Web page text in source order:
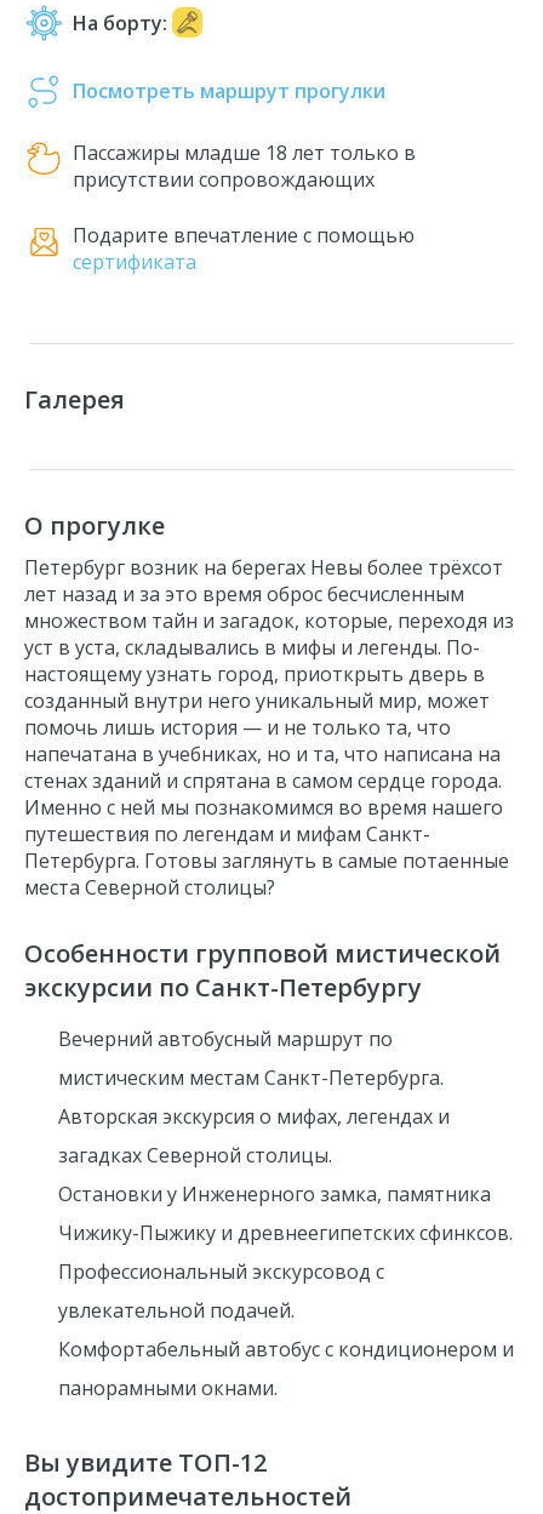
На борту:
Посмотреть маршрут прогулки
Пассажиры младше 18 лет только в
присутствии сопровождающих
Подарите впечатление с помощью
сертификата
О прогулке
Петербург возник на берегах Невы более трёхсот
лет назад и за это время оброс бесчисленным
множеством тайн и загадок, которые, переходя из
уст в уста, складывались в мифы и легенды. По-
настоящему узнать город, приоткрыть дверь в
созданный внутри него уникальный мир, может
помочь лишь история — и не только та, что
напечатана в учебниках, но и та, что написана на
стенах зданий и спрятана в самом сердце города.
Именно с ней мы познакомимся во время нашего
путешествия по легендам и мифам Санкт-
Петербурга. Готовы заглянуть в самые потаенные
места Северной столицы?
Особенности групповой мистической
экскурсии по Санкт-Петербургу
Вечерний автобусный маршрут по
мистическим местам Санкт-Петербурга.
Авторская экскурсия о мифах, легендах и
загадках Северной столицы.
Остановки у Инженерного замка, памятника
Чижику-Пыжику и древнеегипетских сфинксов.
Профессиональный экскурсовод с
увлекательной подачей.
Комфортабельный автобус с кондиционером и
панорамными окнами.
Вы увидите ТОП-12
достопримечательностей
Галерея